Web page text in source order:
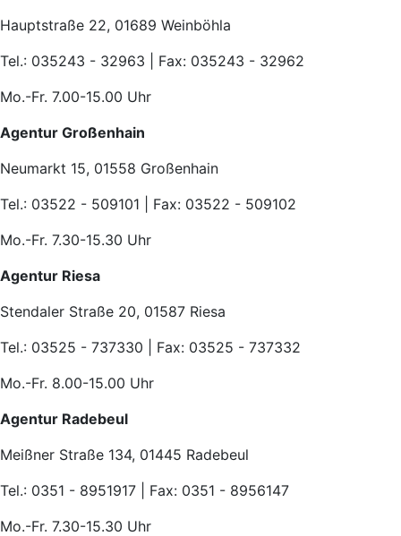
Hauptstraße 22, 01689 Weinböhla
Tel.: 035243 - 32963 | Fax: 035243 - 32962
Mo.-Fr. 7.00-15.00 Uhr
Agentur Großenhain
Neumarkt 15, 01558 Großenhain
Tel.: 03522 - 509101 | Fax: 03522 - 509102
Mo.-Fr. 7.30-15.30 Uhr
Agentur Riesa
Stendaler Straße 20, 01587 Riesa
Tel.: 03525 - 737330 | Fax: 03525 - 737332
Mo.-Fr. 8.00-15.00 Uhr
Agentur Radebeul
Meißner Straße 134, 01445 Radebeul
Tel.: 0351 - 8951917 | Fax: 0351 - 8956147
Mo.-Fr. 7.30-15.30 Uhr